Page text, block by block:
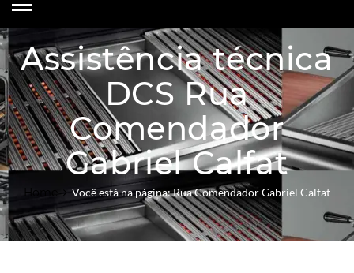
Assistência técnica
DCS Rua
Comendador
Gabriel Calfat
Home Você está na página: Rua Comendador Gabriel Calfat